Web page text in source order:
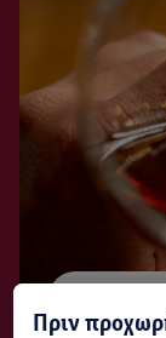
Πριν